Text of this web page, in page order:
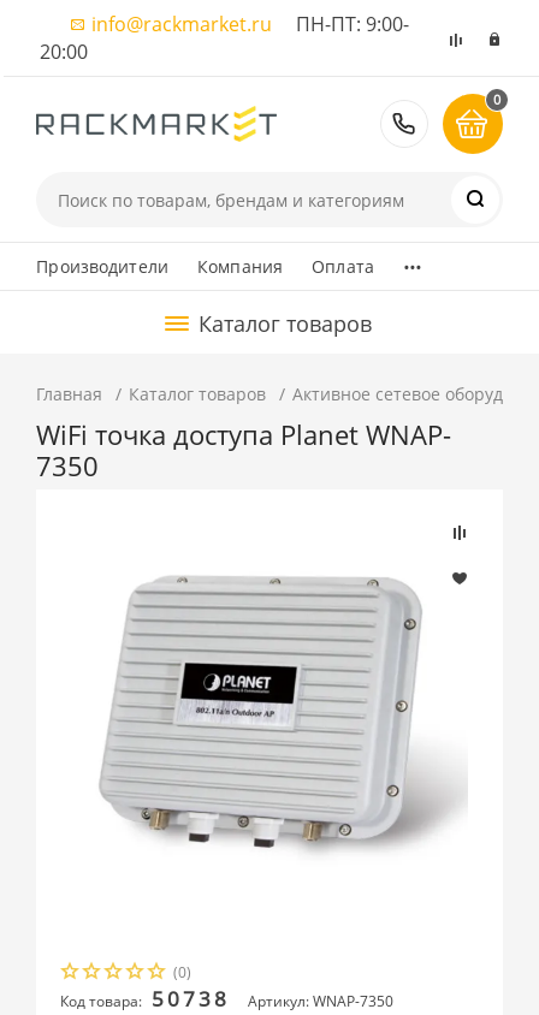
info@rackmarket.ru ПН-ПТ: 9:00-
20:00
8 (495)
0
Производители Компания Оплата ...
Каталог товаров
Главная Каталог товаров Активное сетевое
WiFi точка доступа Planet WNAP-
7350
(0)
Код товара: 50738
Артикул: WNAP-7350